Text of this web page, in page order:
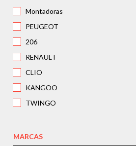
Montadoras
PEUGEOT
206
RENAULT
CLIO
KANGOO
TWINGO
MARCAS